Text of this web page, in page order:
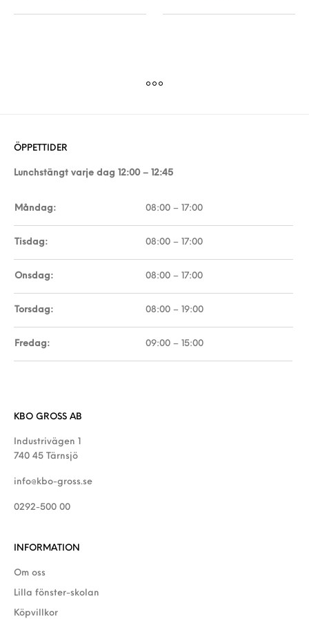
ÖPPETTIDER
Lunchstängt varje dag 12:00 – 12:45
Måndag: 08:00 – 17:00
Tisdag: 08:00 – 17:00
Onsdag: 08:00 – 17:00
Torsdag: 08:00 – 19:00
Fredag: 09:00 – 15:00
KBO GROSS AB
Industrivägen 1
740 45 Tärnsjö
info@kbo-gross.se
0292-500 00
INFORMATION
Om oss
Lilla fönster-skolan
Köpvillkor